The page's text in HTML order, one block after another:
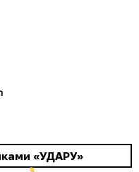
«УДАРУ»